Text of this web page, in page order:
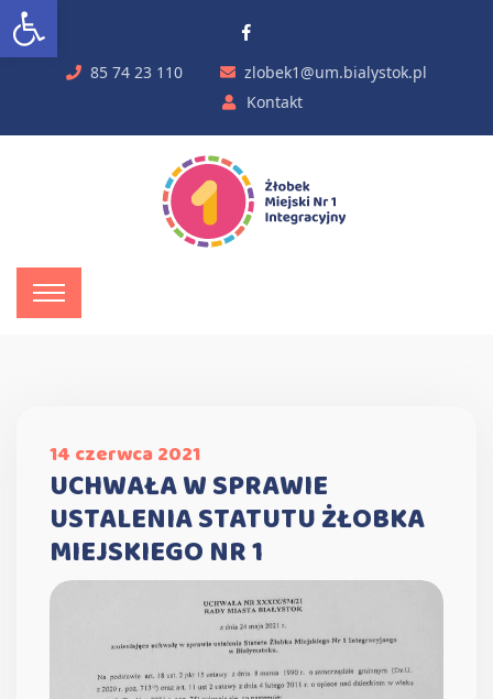
85 74 23 110
zlobek1@um.bialystok.pl
Kontakt
14 czerwca 2021
UCHWAŁA W SPRAWIE
USTALENIA STATUTU ŻŁOBKA
MIEJSKIEGO NR 1